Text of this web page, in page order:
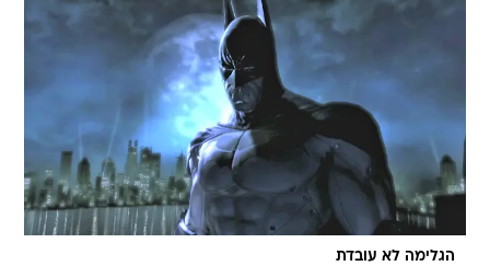
הגלימה לא עובדת